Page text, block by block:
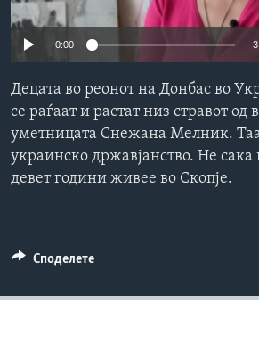
0:00
Децата во реонот на Донбас во
се раѓаат и растат низ стравот од
уметницата Снежана Мелник.
украинско државјанство. Не сака
девет години живее во Скопје.
Споделете